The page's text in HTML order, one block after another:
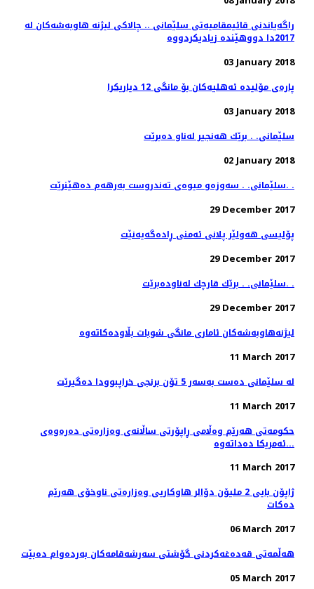
راگه‌یاندنی قائیمقامیه‌تی سلێمانی .. چالاكی لیژنه‌ هاوبه‌شه‌كان له‌
03 January 2018
پاره‌ی مۆلیده‌ ئه‌هلیه‌كان بۆ مانگی 12 دیاریكرا
03 January 2018
سلێمانی. . برێك هه‌نجیر له‌ناو ده‌برێت
02 January 2018
سلێمانی. . سه‌وزه‌و میوه‌ی ته‌ندروست به‌رهه‌م ده‌هێنرێت. .
29 December 2017
پۆلیسی هەولێر پلانی ئەمنی ڕادەگەیەنێت
29 December 2017
سلێمانی. . برێك قارچك له‌ناوده‌برێت. .
29 December 2017
11 March 2017
له‌ سلێمانی ده‌ست به‌سه‌ر 5 تۆن برنجی خراپبوودا ده‌گیرێت
11 March 2017
حکومەتی هەرێم وەڵامی ڕاپۆرتی ساڵانەی وەزارەتی دەرەوەی
ئەمریکا دەداتەوە...
11 March 2017
ژاپۆن بایی 2 ملیۆن دۆالر هاوكاریی وەزارەتی ناوخۆی هەرێم
دەكات
06 March 2017
هه‌ڵمه‌تی قه‌ده‌غه‌كردنی گۆشتی سه‌رشه‌قامه‌كان به‌رده‌وام ده‌بێت
05 March 2017